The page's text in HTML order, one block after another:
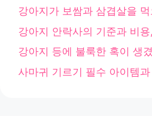
강아지가 보쌈과 삼겹살을
강아지 안락사의 기준과 비
강아지 등에 불룩한 혹이 생
사마귀 기르기 필수 아이템